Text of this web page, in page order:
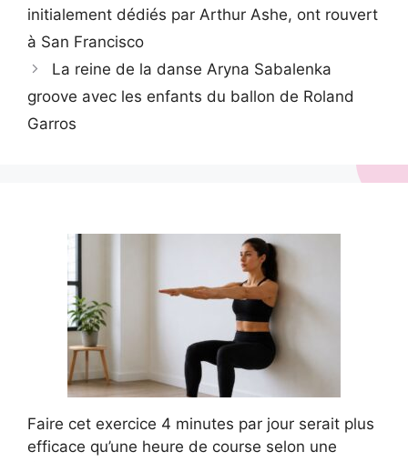
initialement dédiés par Arthur Ashe, ont rouvert
à San Francisco
La reine de la danse Aryna Sabalenka
groove avec les enfants du ballon de Roland
Garros
Faire cet exercice 4 minutes par jour serait plus
efficace qu’une heure de course selon une